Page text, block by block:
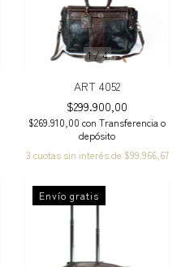
1/4
ART 4052
$299.900,00
$269.910,00 con Transferencia o
depósito
3 cuotas sin interés de $99.966,67
Envío gratis